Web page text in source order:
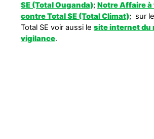
SE (Total Ouganda);Notre Affaire à
contre Total SE (Total Climat); sur
Total SE voir aussi lesite internet du
vigilance.